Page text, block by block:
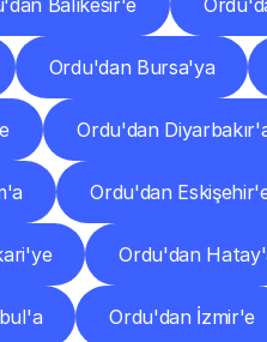
Balıkesir'e
Ordu'dan Bursa'ya
Ordu'dan
Ordu'dan
Ordu'dan
Ordu'dan İzmir'e